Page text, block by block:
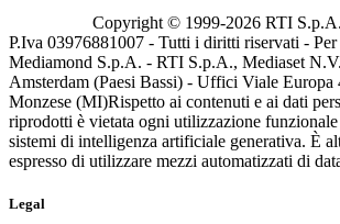
Copyright © 1999-2026 RTI
P.Iva 03976881007 - Tutti i diritti riservati -
Mediamond S.p.A. - RTI S.p.A., Mediaset
Amsterdam (Paesi Bassi) - Uffici Viale
Monzese (MI)Rispetto ai contenuti e ai dati
riprodotti è vietata ogni utilizzazione funzionale
sistemi di intelligenza artificiale generativa. È
espresso di utilizzare mezzi automatizzati di
Legal